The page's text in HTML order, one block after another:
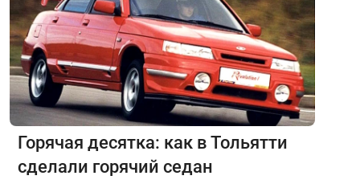
Горячая десятка: как в Тольятти
сделали горячий седан